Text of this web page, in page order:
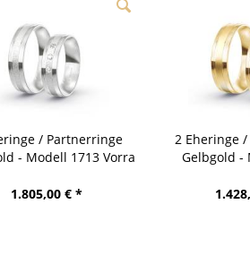
/ Partnerringe
- Modell 1713 Vorra
1.805,00 € *
2 Eheringe
Gelbgold -